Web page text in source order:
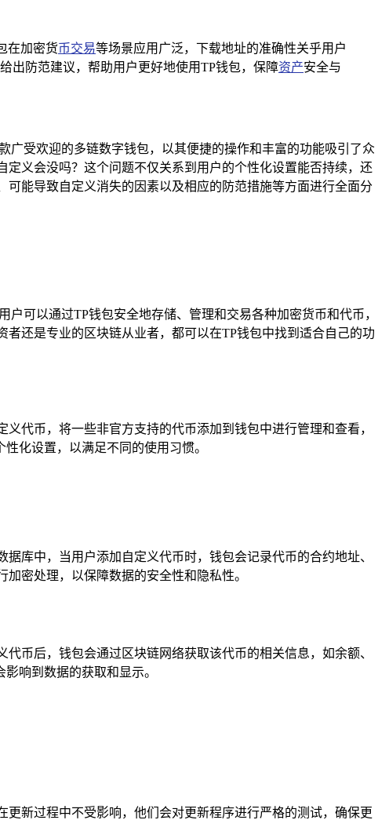
在加密货币交易等场景应用广泛，下载地址的准确性关乎用户
出防范建议，帮助用户更好地使用TP钱包，保障资产安全与
广受欢迎的多链数字钱包，以其便捷的操作和丰富的功能吸引了众
义会没吗？这个问题不仅关系到用户的个性化设置能否持续，还
能导致自定义消失的因素以及相应的防范措施等方面进行全面分
可以通过TP钱包安全地存储、管理和交易各种加密货币和代币，
还是专业的区块链从业者，都可以在TP钱包中找到适合自己的功
代币，将一些非官方支持的代币添加到钱包中进行管理和查看，
化设置，以满足不同的使用习惯。
库中，当用户添加自定义代币时，钱包会记录代币的合约地址、
密处理，以保障数据的安全性和隐私性。
币后，钱包会通过区块链网络获取该代币的相关信息，如余额、
响到数据的获取和显示。
新过程中不受影响，他们会对更新程序进行严格的测试，确保更